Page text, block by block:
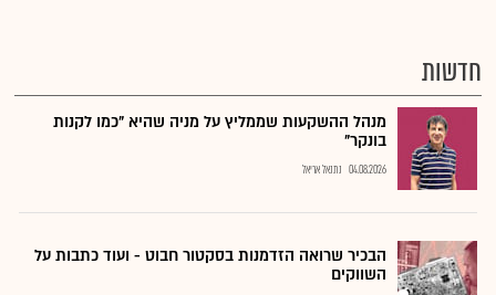
חדשות
מנהל ההשקעות שממליץ על מניה שהיא "כמו לקנות
בונקר"
04.08.2026 נתנאל אריאל
הבכיר שרואה הזדמנות בסקטור חבוט - ועוד כתבות על
השווקים